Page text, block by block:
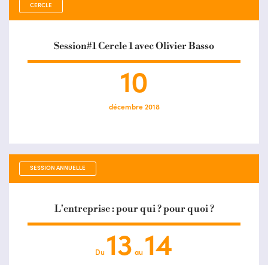
CERCLE
Session#1 Cercle 1 avec Olivier Basso
10
décembre 2018
SESSION ANNUELLE
L'entreprise : pour qui ? pour quoi ?
Du 13 au 14
More